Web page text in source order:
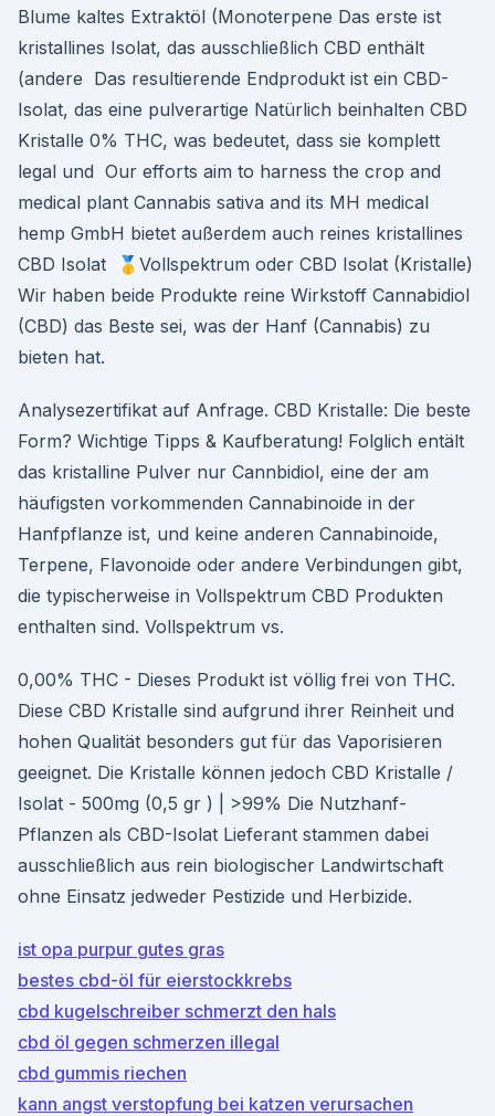
Blume kaltes Extraktöl (Monoterpene Das erste ist
kristallines Isolat, das ausschließlich CBD enthält
(andere Das resultierende Endprodukt ist ein CBD-
Isolat, das eine pulverartige Natürlich beinhalten CBD
Kristalle 0% THC, was bedeutet, dass sie komplett
legal und Our efforts aim to harness the crop and
medical plant Cannabis sativa and its MH medical
hemp GmbH bietet außerdem auch reines kristallines
CBD Isolat 🥇Vollspektrum oder CBD Isolat (Kristalle)
Wir haben beide Produkte reine Wirkstoff Cannabidiol
(CBD) das Beste sei, was der Hanf (Cannabis) zu
bieten hat.
Analysezertifikat auf Anfrage. CBD Kristalle: Die beste
Form? Wichtige Tipps & Kaufberatung! Folglich entält
das kristalline Pulver nur Cannbidiol, eine der am
häufigsten vorkommenden Cannabinoide in der
Hanfpflanze ist, und keine anderen Cannabinoide,
Terpene, Flavonoide oder andere Verbindungen gibt,
die typischerweise in Vollspektrum CBD Produkten
enthalten sind. Vollspektrum vs.
0,00% THC - Dieses Produkt ist völlig frei von THC.
Diese CBD Kristalle sind aufgrund ihrer Reinheit und
hohen Qualität besonders gut für das Vaporisieren
geeignet. Die Kristalle können jedoch CBD Kristalle /
Isolat - 500mg (0,5 gr ) | >99% Die Nutzhanf-
Pflanzen als CBD-Isolat Lieferant stammen dabei
ausschließlich aus rein biologischer Landwirtschaft
ohne Einsatz jedweder Pestizide und Herbizide.
ist opa purpur gutes gras
bestes cbd-öl für eierstockkrebs
cbd kugelschreiber schmerzt den hals
cbd öl gegen schmerzen illegal
cbd gummis riechen
kann angst verstopfung bei katzen verursachen